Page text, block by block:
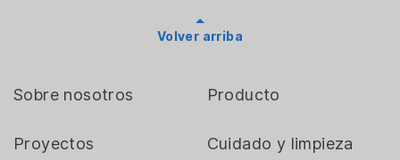
Volver arriba
Sobre nosotros Producto
Proyectos Cuidado y limpieza